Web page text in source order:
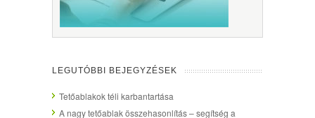
LEGUTÓBBI BEJEGYZÉSEK
Tetőablakok téli karbantartása
A nagy tetőablak összehasonlítás – segítség a